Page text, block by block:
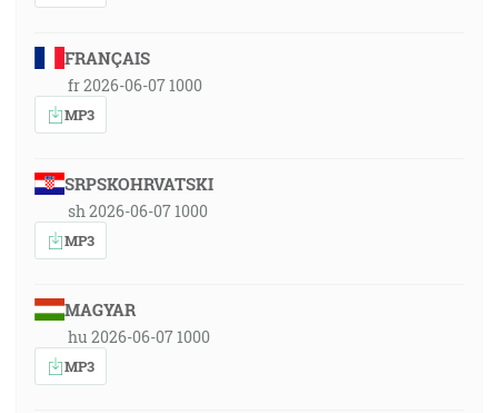
FRANÇAIS
fr 2026-06-07 1000
MP3
SRPSKOHRVATSKI
sh 2026-06-07 1000
MP3
MAGYAR
hu 2026-06-07 1000
MP3